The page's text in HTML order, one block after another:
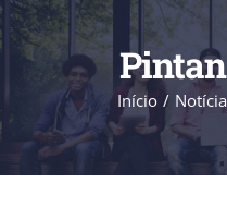
Início